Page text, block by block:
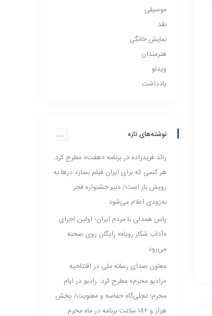
موسیقی
نقد
نمایش خانگی
هنرمندان
ویدئو
یادداشت
نوشته‌های تازه
رائد فریدزاده در برنامه «هفت» مطرح کرد:
هر کسی که برای ایران فیلم بسازد در‌ها به
رویش باز است/ دبیر جشنواره فجر
به‌زودی اعلام می‌شود
پاس همدلی با مردم ایران؛ اولین اجرای
«آداب شکار روباه» رایگان روی صحنه
می‌رود
معاون صدای رسانه ملی در افتتاحیه
«رادیو محرم» مطرح کرد: رادیو در ایام
محرم‌؛ تجلی‌گاه حماسه و معنویت/ پخش
هزار و ۱۸۶ ساعت برنامه در ماه محرم